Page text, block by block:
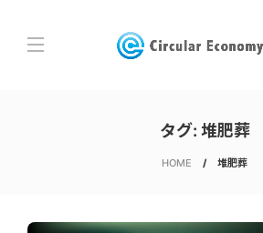
タグ: 堆肥葬
HOME 堆肥葬